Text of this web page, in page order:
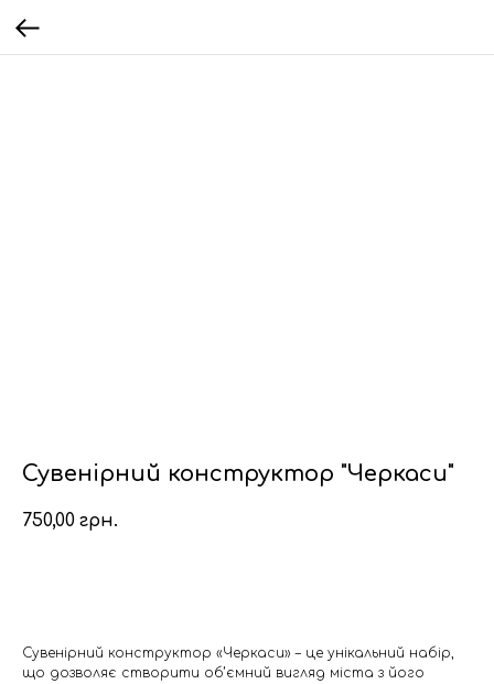
Сувенірний конструктор "Черкаси"
750,00 грн.
Сувенірний конструктор «Черкаси» – це унікальний набір,
що дозволяє створити об’ємний вигляд міста з його